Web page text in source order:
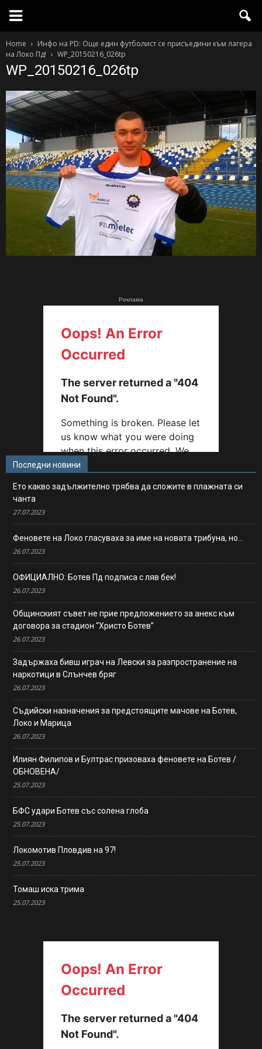
Home
Инфо на PD: Още един футболист се присъедини към лагера
на Локо Пд!
WP_20150216_026tp
WP_20150216_026tp
Реклама
Последни новини
Ето какво задължително трябва да сложите в плажната си
чанта
27.07.2023
Феновете на Локо гласуваха за име на новата трибуна, но…
26.07.2023
ОФИЦИАЛНО: Ботев Пд подписа с ляв бек!
26.07.2023
Общинският съвет не прие предложението за анекс към
договора за стадион “Христо Ботев”
26.07.2023
Задържаха бивш играч на Левски за разпространение на
наркотици в Слънчев бряг
26.07.2023
Съдийски назначения за предстоящите мачове на Ботев,
Локо и Марица
26.07.2023
Илиян Филипов и Бултрас призоваха феновете на Ботев /
ОБНОВЕНА/
25.07.2023
БФС удари Ботев със солена глоба
25.07.2023
Локомотив Пловдив на 97!
25.07.2023
Томаш иска трима
25.07.2023